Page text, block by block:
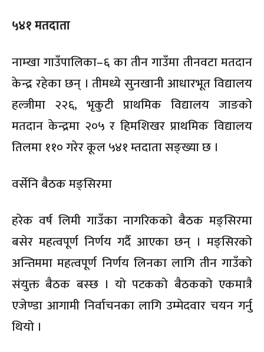
५४१ मतदाता
नाम्खा गाउँपालिका–६ का तीन गाउँमा तीनवटा मतदान
केन्द्र रहेका छन् । तीमध्ये सुनखानी आधारभूत विद्यालय
हल्जीमा २२६, भृकुटी प्राथमिक विद्यालय जाङको
मतदान केन्द्रमा २०५ र हिमशिखर प्राथमिक विद्यालय
तिलमा ११० गरेर कूल ५४१ म्तदाता सङ्ख्या छ ।
वर्सेनि बैठक मङ्सिरमा
हरेक वर्ष लिमी गाउँका नागरिकको बैठक मङ्सिरमा
बसेर महत्वपूर्ण निर्णय गर्दै आएका छन् । मङ्सिरको
अन्तिममा महत्वपूर्ण निर्णय लिनका लागि तीन गाउँको
संयुक्त बैठक बस्छ । यो पटकको बैठकको एकमात्रै
एजेण्डा आगामी निर्वाचनका लागि उम्मेदवार चयन गर्नु
थियो ।